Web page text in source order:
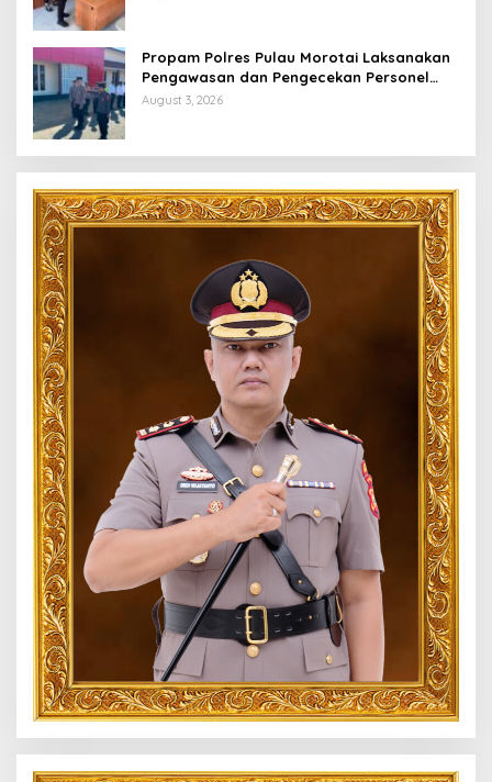
Propam Polres Pulau Morotai Laksanakan
Pengawasan dan Pengecekan Personel
Saat Apel Serah Terima Piket Fungsi
August 3, 2026